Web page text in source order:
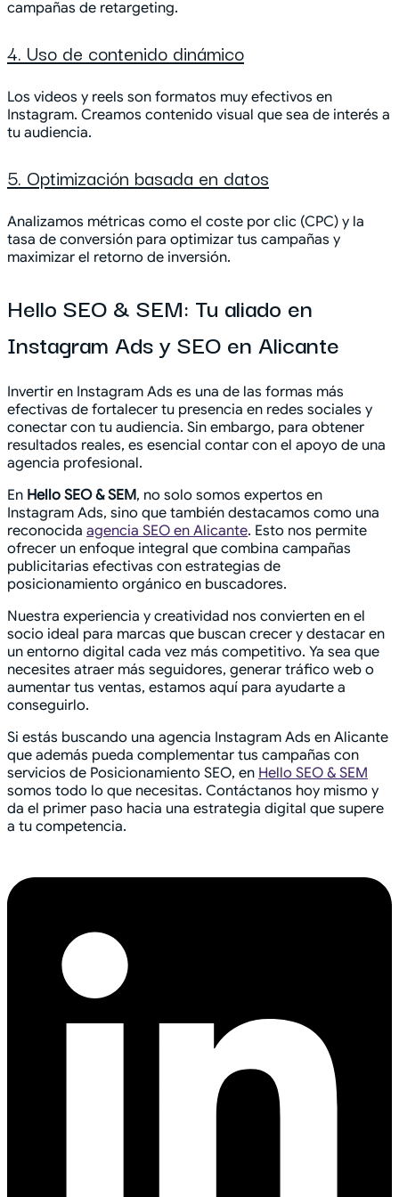
campañas de retargeting.
4. Uso de contenido dinámico
Los videos y reels son formatos muy efectivos en
Instagram. Creamos contenido visual que sea de interés a
tu audiencia.
5. Optimización basada en datos
Analizamos métricas como el coste por clic (CPC) y la
tasa de conversión para optimizar tus campañas y
maximizar el retorno de inversión.
Hello SEO & SEM: Tu aliado en
Instagram Ads y SEO en Alicante
Invertir en Instagram Ads es una de las formas más
efectivas de fortalecer tu presencia en redes sociales y
conectar con tu audiencia. Sin embargo, para obtener
resultados reales, es esencial contar con el apoyo de una
agencia profesional.
En Hello SEO & SEM, no solo somos expertos en
Instagram Ads, sino que también destacamos como una
reconocida agencia SEO en Alicante. Esto nos permite
ofrecer un enfoque integral que combina campañas
publicitarias efectivas con estrategias de
posicionamiento orgánico en buscadores.
Nuestra experiencia y creatividad nos convierten en el
socio ideal para marcas que buscan crecer y destacar en
un entorno digital cada vez más competitivo. Ya sea que
necesites atraer más seguidores, generar tráfico web o
aumentar tus ventas, estamos aquí para ayudarte a
conseguirlo.
Si estás buscando una agencia Instagram Ads en Alicante
que además pueda complementar tus campañas con
servicios de Posicionamiento SEO, en Hello SEO & SEM
somos todo lo que necesitas. Contáctanos hoy mismo y
da el primer paso hacia una estrategia digital que supere
a tu competencia.